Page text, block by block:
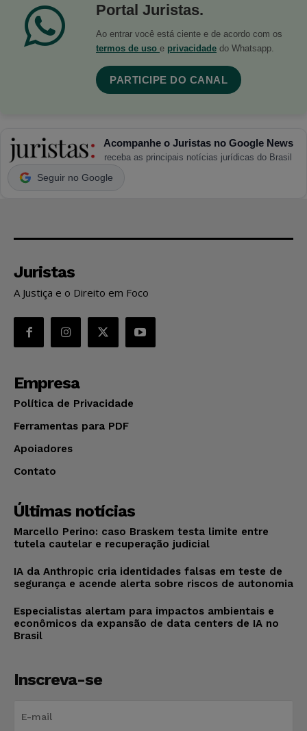
Portal Juristas.
Ao entrar você está ciente e de acordo com os
termos de uso e privacidade do Whatsapp.
PARTICIPE DO CANAL
Acompanhe o Juristas no Google News
receba as principais notícias jurídicas do Brasil
Seguir no Google
Juristas
A Justiça e o Direito em Foco
Empresa
Política de Privacidade
Ferramentas para PDF
Apoiadores
Contato
Últimas notícias
Marcello Perino: caso Braskem testa limite entre
tutela cautelar e recuperação judicial
IA da Anthropic cria identidades falsas em teste de
segurança e acende alerta sobre riscos de autonomia
Especialistas alertam para impactos ambientais e
econômicos da expansão de data centers de IA no
Brasil
Inscreva-se